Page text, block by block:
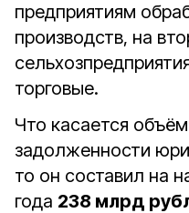
предприятиям
производств, на
торговые.
Что касается
задолженности
то он составил на
года 238 млрд